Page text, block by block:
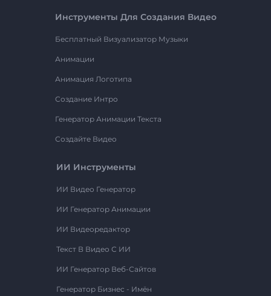
Инструменты Для Создания Видео
Бесплатный Визуализатор Музыки
Анимации
Анимация Логотипа
Создание Интро
Генератор Анимации Текста
Создайте Видео
ИИ Инструменты
ИИ Видео Генератор
ИИ Генератор Анимации
ИИ Видеоредактор
Текст В Видео С ИИ
ИИ Генератор Веб-Сайтов
Генератор Бизнес - Имён